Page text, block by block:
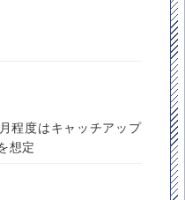
程度はキャッチアップ
想定